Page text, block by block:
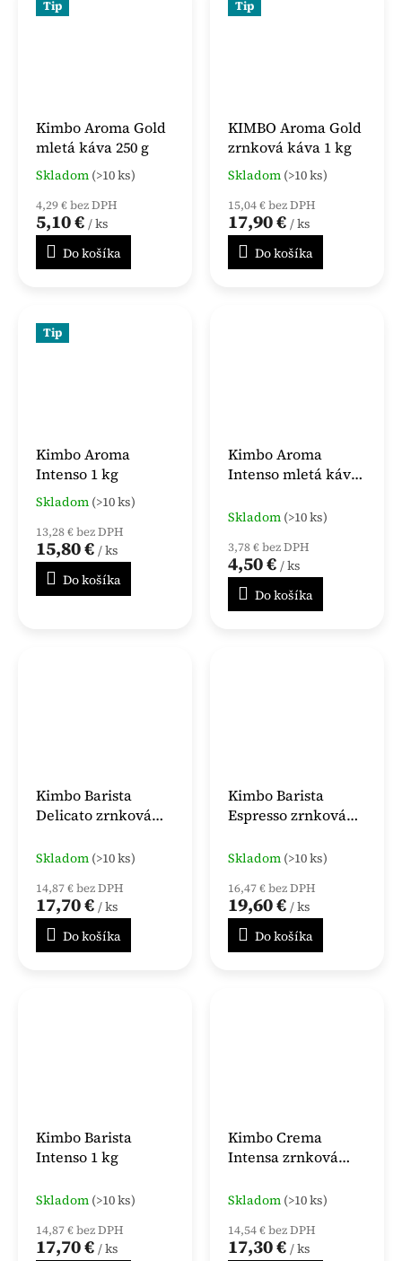
Tip
Kimbo Aroma Gold
mletá káva 250 g
Priemerné
produktu
je
5,0
Skladom (>10 ks)
4,29 € bez DPH
5,10 € / ks
Do košíka
Tip
KIMBO Aroma Gold
zrnková káva 1 kg
Priemerné
produktu
je
5,0
Skladom (>10 ks)
15,04 € bez DPH
17,90 € / ks
Do košíka
Tip
Kimbo Aroma
Intenso 1 kg
Priemerné
produktu
je
4,0
Skladom (>10 ks)
13,28 € bez DPH
15,80 € / ks
Do košíka
Kimbo Aroma
Intenso mletá káva
Skladom (>10 ks)
3,78 € bez DPH
4,50 € / ks
Do košíka
Kimbo Barista
Delicato zrnková
Skladom (>10 ks)
14,87 € bez DPH
17,70 € / ks
Do košíka
Kimbo Barista
Espresso zrnková
Skladom (>10 ks)
16,47 € bez DPH
19,60 € / ks
Do košíka
Kimbo Barista
Intenso 1 kg
Skladom (>10 ks)
14,87 € bez DPH
17,70 € / ks
Kimbo Crema
Intensa zrnková
Skladom (>10 ks)
14,54 € bez DPH
17,30 € / ks